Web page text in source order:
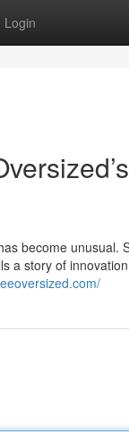
Login
become unusual.
a story of